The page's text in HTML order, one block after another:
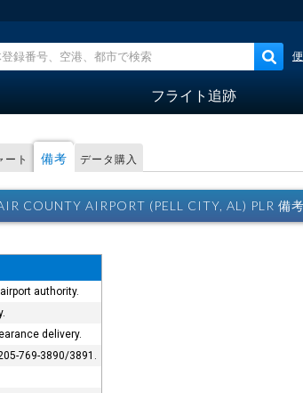
フライト追跡
ート 備考 データ購入
COUNTY AIRPORT (PELL CITY, AL) PLR 備考
authority.
delivery.
769-3890/3891.